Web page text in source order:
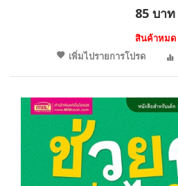
85 บาท
สินค้าหมด
เพิ่มไปรายการโปรด